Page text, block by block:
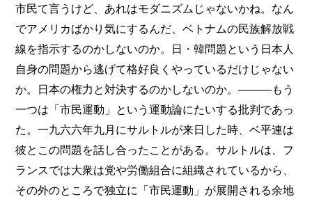
市民て言うけど、あれはモダニズムじゃないかね。なん
でアメリカばかり気にするんだ、ベトナムの民族解放戦
線を指示するのかしないのか。日・韓問題という日本人
自身の問題から逃げて格好良くやっているだけじゃない
か。日本の権力と対決するのかしないのか。―――もう
一つは「市民運動」という運動論にたいする批判であっ
た。一九六六年九月にサルトルが来日した時、ベ平連は
彼とこの問題を話し合ったことがある。サルトルは、フ
ランスでは大衆は党や労働組合に組織されているから、
その外のところで独立に「市民運動」が展開される余地